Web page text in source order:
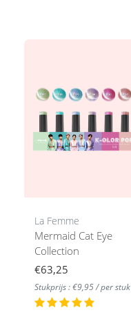
La Femme
Mermaid Cat Eye
Collection
€63,25
Stukprijs : €9,95 / per stuk